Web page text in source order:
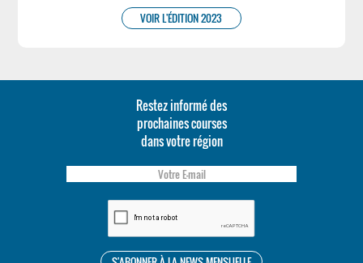
VOIR L'ÉDITION 2023
Restez informé des
prochaines courses
dans votre région